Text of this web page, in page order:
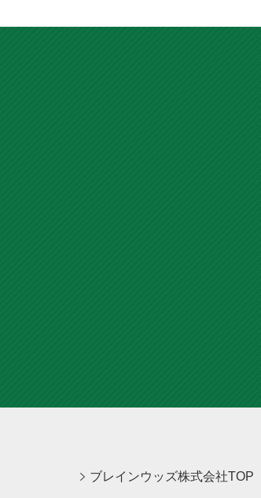
ブレインウッズ株式会社TOP